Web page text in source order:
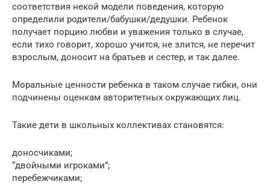
соответствия некой модели поведения, которую
определили родители/бабушки/дедушки. Ребенок
получает порцию любви и уважения только в случае,
если тихо говорит, хорошо учится, не злится, не перечит
взрослым, доносит на братьев и сестер, и так далее.
Моральные ценности ребенка в таком случае гибки, они
подчинены оценкам авторитетных окружающих лиц.
Такие дети в школьных коллективах становятся:
доносчиками;
“двойными игроками”;
перебежчиками;